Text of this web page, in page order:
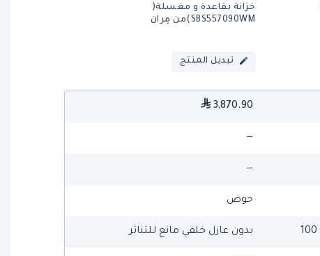
خزانة بقاعدة و مغسلة(
SBS557090WM)من مِران
تبديل المنتج
3,870.90
—
—
حوض
بدون عازل خلفي مانع للتناثر